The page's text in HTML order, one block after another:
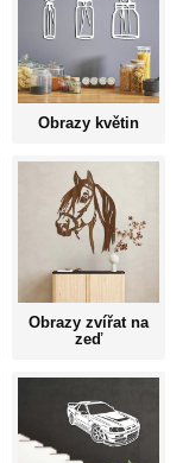
Obrazy květin
Obrazy zvířat na
zeď